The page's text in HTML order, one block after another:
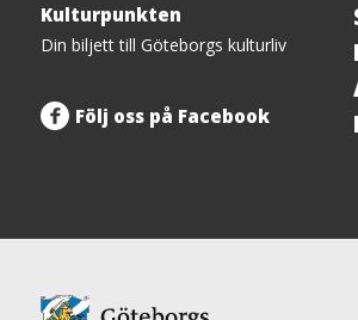
Tillbaka
upp
Kulturpunkten
Din biljett till Göteborgs kulturliv
Följ oss på Facebook